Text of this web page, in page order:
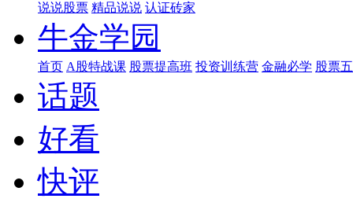
说说股票 精品说说 认证砖家
牛金学园
首页 A股特战课 股票提高班 投资训练营 金融必学 股票
话题
好看
快评